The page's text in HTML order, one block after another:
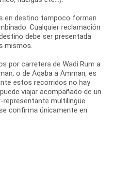
en destino tampoco forman
Cualquier reclamación
debe ser presentada
mismos.
por carretera de Wadi Rum a
o de Aqaba a Amman, es
estos recorridos no hay
viajar acompañado de un
multilingüe.
confirma únicamente en